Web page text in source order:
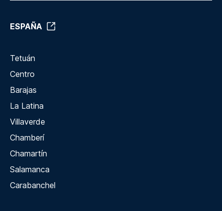
ESPAÑA
Tetuán
Centro
Barajas
La Latina
Villaverde
Chamberí
Chamartín
Salamanca
Carabanchel